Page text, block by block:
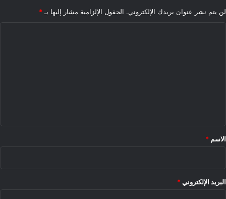
لن يتم نشر عنوان بريدك الإلكتروني. الحقول الإلزامية مشار إليها بـ *
*
الاسم *
البريد الإلكتروني *